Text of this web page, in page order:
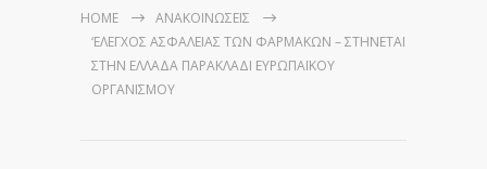
HOME
ΑΝΑΚΟΙΝΏΣΕΙΣ
‘ΕΛΕΓΧΟΣ ΑΣΦΆΛΕΙΑΣ ΤΩΝ ΦΑΡΜΆΚΩΝ – ΣΤΉΝΕΤΑΙ
ΣΤΗΝ ΕΛΛΆΔΑ ΠΑΡΑΚΛΆΔΙ ΕΥΡΩΠΑΪΚΟΎ
ΟΡΓΑΝΙΣΜΟΎ